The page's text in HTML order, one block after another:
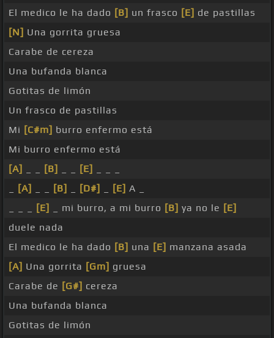
El medico le ha dado [B] un frasco [E] de pastillas
[N] Una gorrita gruesa
Carabe de cereza
Una bufanda blanca
Gotitas de limón
Un frasco de pastillas
Mi [C#m] burro enfermo está
Mi burro enfermo está
[A]
[B] [E]
[A] [B] [D#] [E] A _
[E] _ mi burro, a mi burro [B] ya no le [E]
duele nada
El medico le ha dado [B] una [E] manzana asada
[A] Una gorrita [Gm] gruesa
Carabe de [G#] cereza
Una bufanda blanca
Gotitas de limón